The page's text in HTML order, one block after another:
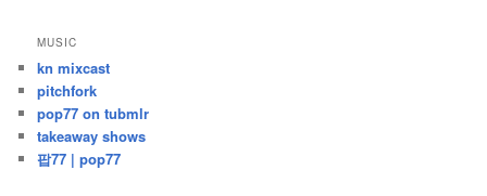
MUSIC
kn mixcast
pitchfork
pop77 on tubmlr
takeaway shows
팝77 | pop77